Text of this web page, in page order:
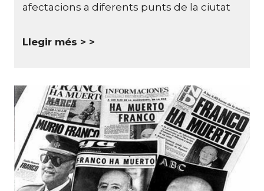
afectacions a diferents punts de la ciutat
Llegir més >